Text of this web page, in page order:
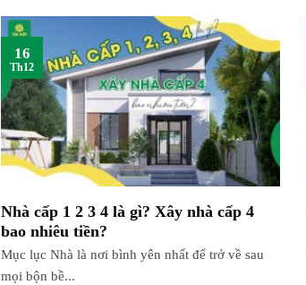
Nhà cấp 1 2 3 4 là gì? Xây nhà cấp 4
bao nhiêu tiền?
Mục lục Nhà là nơi bình yên nhất để trở về sau
mọi bộn bề...
16
Th12